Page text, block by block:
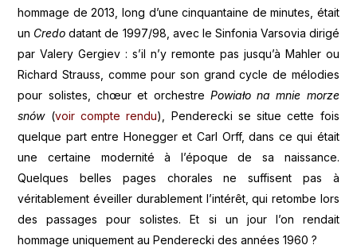
hommage de 2013, long d’une cinquantaine de minutes, était
un Credodatant de 1997/98, avec le Sinfonia Varsovia dirigé
par Valery Gergiev : s’il n’y remonte pas jusqu’à Mahler ou
Richard Strauss, comme pour son grand cycle de mélodies
pour solistes, chœur et orchestre Powiało na mnie morze
snów (voir compte rendu), Penderecki se situe cette fois
quelque part entre Honegger et Carl Orff, dans ce qui était
une certaine modernité à l’époque de sa naissance.
Quelques belles pages chorales ne suffisent pas à
véritablement éveiller durablement l’intérêt, qui retombe lors
des passages pour solistes. Et si un jour l’on rendait
hommage uniquement au Penderecki des années 1960 ?